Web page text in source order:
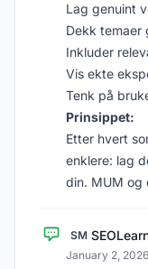
Lag genuint
Dekk temaer
Inkluder
Vis ekte
Tenk på
Prinsippet:
Etter hvert
enklere: lag
din. MUM og
SM
January 2, 2026